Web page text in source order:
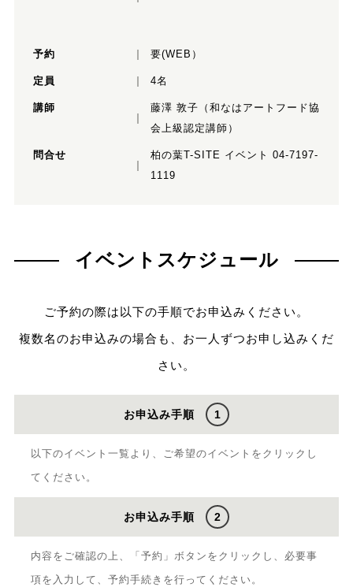
予約 要(WEB）
定員 4名
講師
藤澤 敦子（和なはアートフード協
会上級認定講師）
問合せ
柏の葉T-SITE イベント 04-7197-
1119
イベントスケジュール
ご予約の際は以下の手順でお申込みください。
複数名のお申込みの場合も、お一人ずつお申し込みくだ
さい。
お申込み手順 1
以下のイベント一覧より、ご希望のイベントをクリックし
てください。
お申込み手順 2
内容をご確認の上、「予約」ボタンをクリックし、必要事
項を入力して、予約手続きを行ってください。